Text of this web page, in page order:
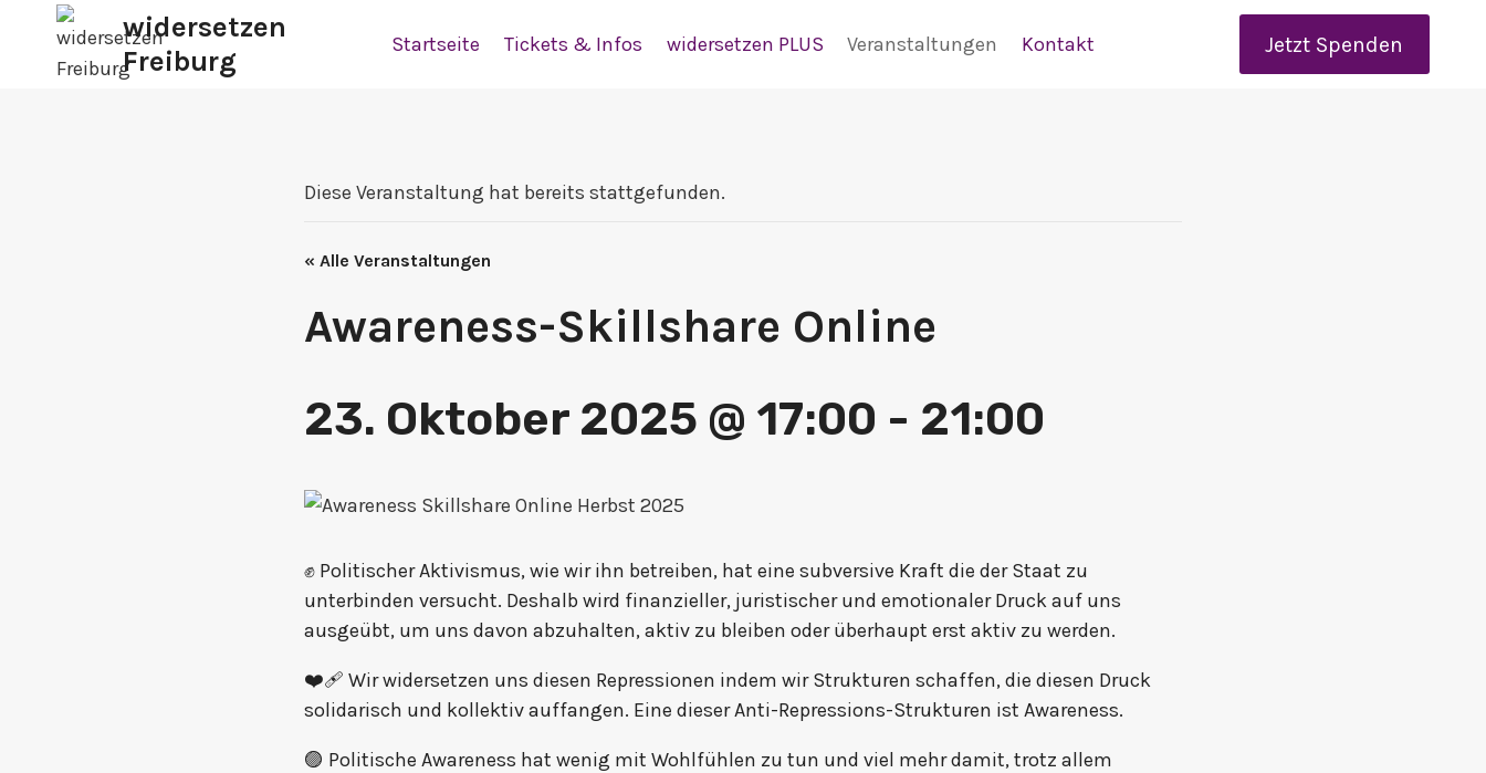
springen
widersetzen
Freiburg
Startseite Tickets & Infos widersetzen PLUS Veranstaltungen Kontakt Jetzt Spenden
Diese Veranstaltung hat bereits stattgefunden.
« Alle Veranstaltungen
Awareness-Skillshare Online
23. Oktober 2025 @ 17:00 - 21:00
✊ Politischer Aktivismus, wie wir ihn betreiben, hat eine subversive Kraft die der Staat zu
unterbinden versucht. Deshalb wird finanzieller, juristischer und emotionaler Druck auf uns
ausgeübt, um uns davon abzuhalten, aktiv zu bleiben oder überhaupt erst aktiv zu werden.
❤️‍🩹 Wir widersetzen uns diesen Repressionen indem wir Strukturen schaffen, die diesen Druck
solidarisch und kollektiv auffangen. Eine dieser Anti-Repressions-Strukturen ist Awareness.
🟣 Politische Awareness hat wenig mit Wohlfühlen zu tun und viel mehr damit, trotz allem